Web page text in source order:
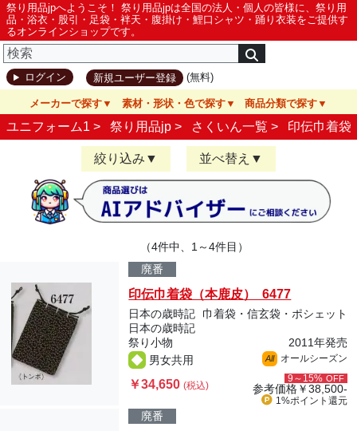
祭り用品jpへようこそ！ 祭り用品jpは全国の法人・個人の皆様に、祭り用
品・浴衣・股引・足袋・袢天・腹掛け・鯉口シャツ・踊り衣装をご提供す
るオンラインショップです。
ログイン 新規ユーザー登録 (無料)
メーカーで探す 素材・形状・色で探す 商品分類で探す
ユニフォーム1 > 祭り用品jp > さくいん一覧 > 印伝巾着袋
絞り込み 並べ替え
（4件中、1～4件目）
廃番
印伝巾着袋（本鹿皮） 6477
日本の歳時記
巾着袋・信玄袋・ポシェット
日本の歳時記
祭り小物
2011年発売
男女共用
All オールシーズン
￥34,650(税込)
9～15% OFF
参考価格￥38,500-
1%ポイント 還元
廃番